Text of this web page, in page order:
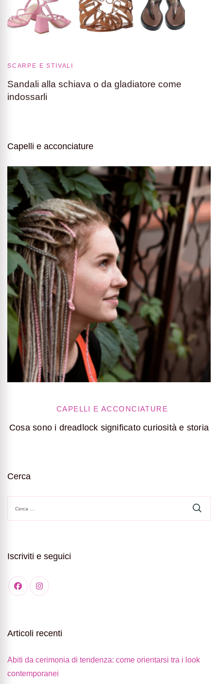
SCARPE E STIVALI
Sandali alla schiava o da gladiatore come
indossarli
Capelli e acconciature
CAPELLI E ACCONCIATURE
Cosa sono i dreadlock significato curiosità e storia
Cerca
per:
Iscriviti e seguici
Articoli recenti
Abiti da cerimonia di tendenza: come orientarsi tra i look
contemporanei